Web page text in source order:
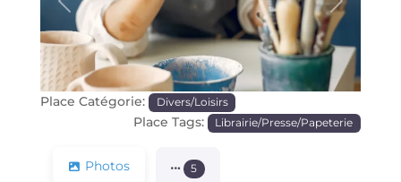
Précédente Prochaine
Place Catégorie: Divers/Loisirs
Place Tags: Librairie/Presse/Papeterie
Photos 5